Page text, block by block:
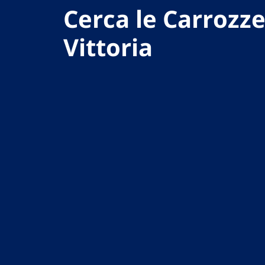
Cerca le
Vittoria